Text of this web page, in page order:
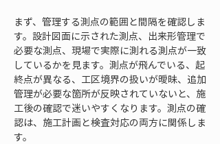
まず、管理する測点の範囲と間隔を確認しま
す。設計図面に示された測点、出来形管理で
必要な測点、現場で実際に測れる測点が一致
しているかを見ます。測点が飛んでいる、起
終点が異なる、工区境界の扱いが曖昧、追加
管理が必要な箇所が反映されていないと、施
工後の確認で迷いやすくなります。測点の確
認は、施工計画と検査対応の両方に関係しま
す。